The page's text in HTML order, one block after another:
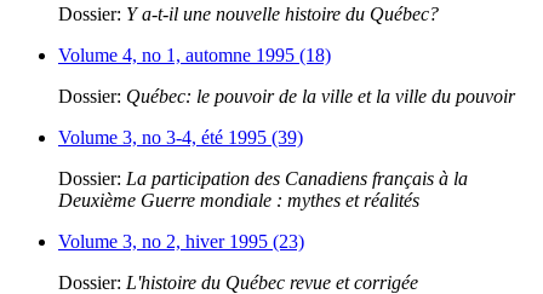
Dossier: Y a-t-il une nouvelle histoire du Québec?
Volume 4, no 1, automne 1995 (18)
Dossier: Québec: le pouvoir de la ville et la ville du pouvoir
Volume 3, no 3-4, été 1995 (39)
Dossier: La participation des Canadiens français à la
Deuxième Guerre mondiale : mythes et réalités
Volume 3, no 2, hiver 1995 (23)
Dossier: L'histoire du Québec revue et corrigée